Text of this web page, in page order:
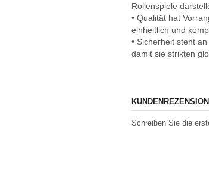
Rollenspiele
• Qualität hat
einheitlich und
• Sicherheit steht
damit sie strikten
Schreiben Sie die